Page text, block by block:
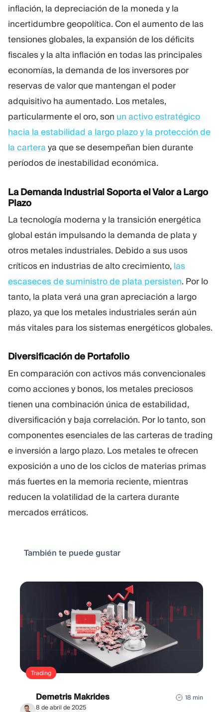
inflación, la depreciación de la moneda y la
incertidumbre geopolítica. Con el aumento de las
tensiones globales, la expansión de los déficits
fiscales y la alta inflación en todas las principales
economías, la demanda de los inversores por
reservas de valor que mantengan el poder
adquisitivo ha aumentado. Los metales,
particularmente el oro, son un activo estratégico
hacia la estabilidad a largo plazo y la protección de
la cartera ya que se desempeñan bien durante
períodos de inestabilidad económica.
La Demanda Industrial Soporta el Valor a Largo
Plazo
La tecnología moderna y la transición energética
global están impulsando la demanda de plata y
otros metales industriales. Debido a sus usos
críticos en industrias de alto crecimiento, las
escaseces de suministro de plata persisten. Por lo
tanto, la plata verá una gran apreciación a largo
plazo, ya que los metales industriales serán aún
más vitales para los sistemas energéticos globales.
Diversificación de Portafolio
En comparación con activos más convencionales
como acciones y bonos, los metales preciosos
tienen una combinación única de estabilidad,
diversificación y baja correlación. Por lo tanto, son
componentes esenciales de las carteras de trading
e inversión a largo plazo. Los metales te ofrecen
exposición a uno de los ciclos de materias primas
más fuertes en la memoria reciente, mientras
reducen la volatilidad de la cartera durante
mercados erráticos.
También te puede gustar
Trading
Demetris Makrides
8 de abril de 2025
18 min